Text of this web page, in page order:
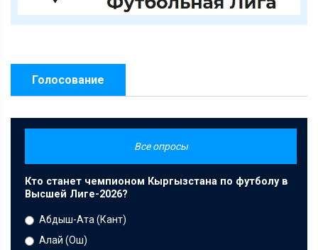
Голосование
Все опросы
Кто станет чемпионом Кыргызстана по футболу в
Высшей Лиге-2026?
Абдыш-Ата (Кант)
Алай (Ош)